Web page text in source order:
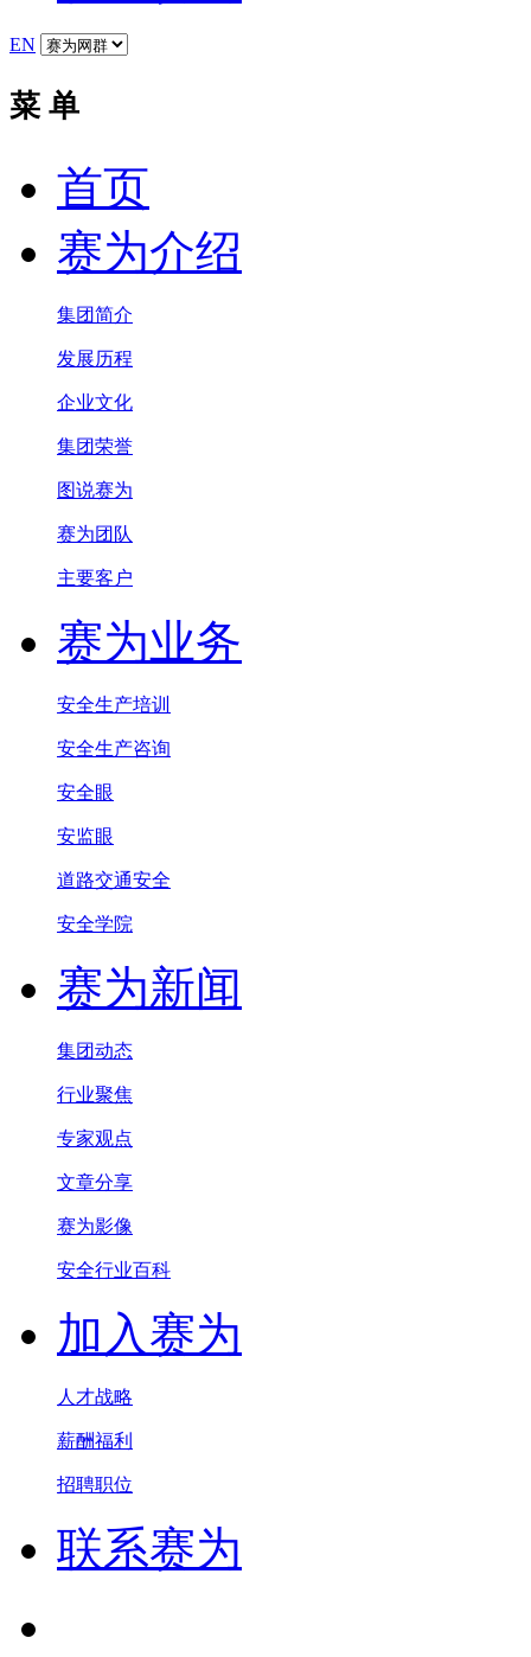
EN
菜 单
首页
赛为介绍
集团简介
发展历程
企业文化
集团荣誉
图说赛为
赛为团队
主要客户
赛为业务
安全生产培训
安全生产咨询
安全眼
安监眼
道路交通安全
安全学院
赛为新闻
集团动态
行业聚焦
专家观点
文章分享
赛为影像
安全行业百科
加入赛为
人才战略
薪酬福利
招聘职位
联系赛为